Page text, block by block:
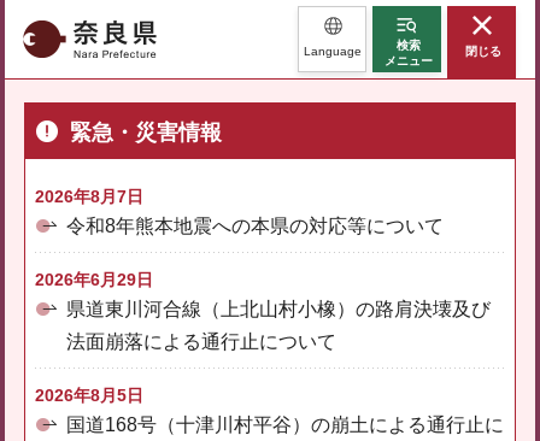
奈良県 Language
検索
メニュー
閉じる
緊急・災害情報
2026年8月7日
令和8年熊本地震への本県の対応等について
2026年6月29日
県道東川河合線（上北山村小橡）の路肩決壊及び
法面崩落による通行止について
2026年8月5日
国道168号（十津川村平谷）の崩土による通行止に